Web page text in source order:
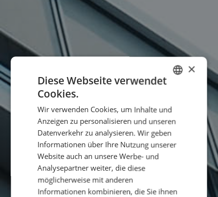
ENGLISH
×
Diese Webseite verwendet
Cookies.
Wir verwenden Cookies, um Inhalte und
Anzeigen zu personalisieren und unseren
Datenverkehr zu analysieren. Wir geben
Informationen über Ihre Nutzung unserer
Website auch an unsere Werbe- und
Analysepartner weiter, die diese
möglicherweise mit anderen
Informationen kombinieren, die Sie ihnen